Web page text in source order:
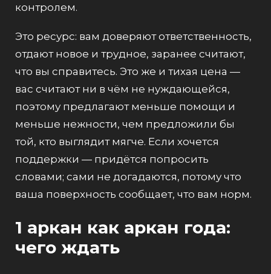
контролем.
Это ресурс: вам доверяют ответственность,
отдают новое и трудное, заранее считают,
что вы справитесь. Это же и тихая цена —
вас считают ни в чём не нуждающейся,
поэтому предлагают меньше помощи и
меньше нежности, чем предложили бы
той, кто выглядит мягче. Если хочется
поддержки — придётся попросить
словами; сами не догадаются, потому что
ваша поверхность сообщает, что вам норм.
1 аркан как аркан года:
чего ждать